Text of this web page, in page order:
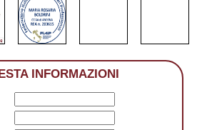
INFORMAZIONI